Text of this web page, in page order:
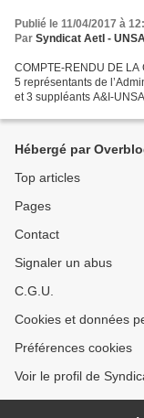
Publié le 11/04/2017 à
Par Syndicat AetI -
COMPTE-RENDU DE LA
5 représentants de
et 3 suppléants A&I-
Hébergé par
Top articles
Pages
Contact
Signaler un abus
C.G.U.
Cookies et données
Préférences cookies
Voir le profil de